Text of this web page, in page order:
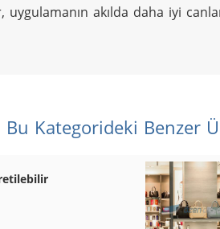
akılda daha iyi
Bu Kategorideki Benzer